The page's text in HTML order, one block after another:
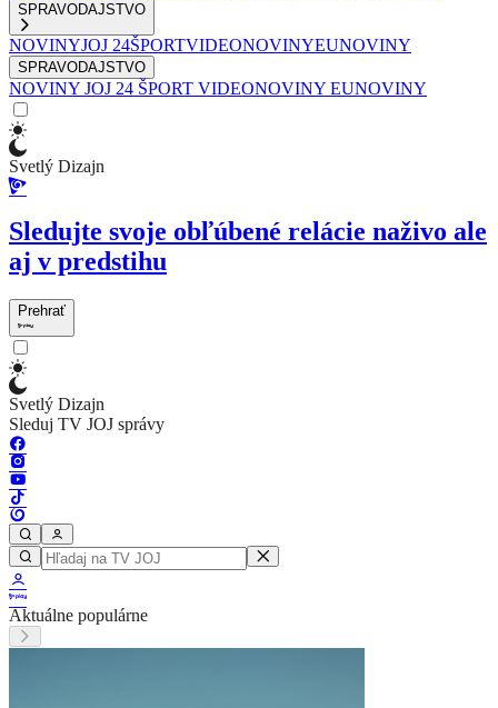
SPRAVODAJSTVO
NOVINYJOJ 24ŠPORTVIDEONOVINYEUNOVINY
SPRAVODAJSTVO
NOVINY JOJ 24 ŠPORT VIDEONOVINY EUNOVINY
Svetlý Dizajn
Sledujte svoje obľúbené relácie naživo ale
aj v predstihu
Prehrať
Svetlý Dizajn
Sleduj TV JOJ správy
Aktuálne populárne